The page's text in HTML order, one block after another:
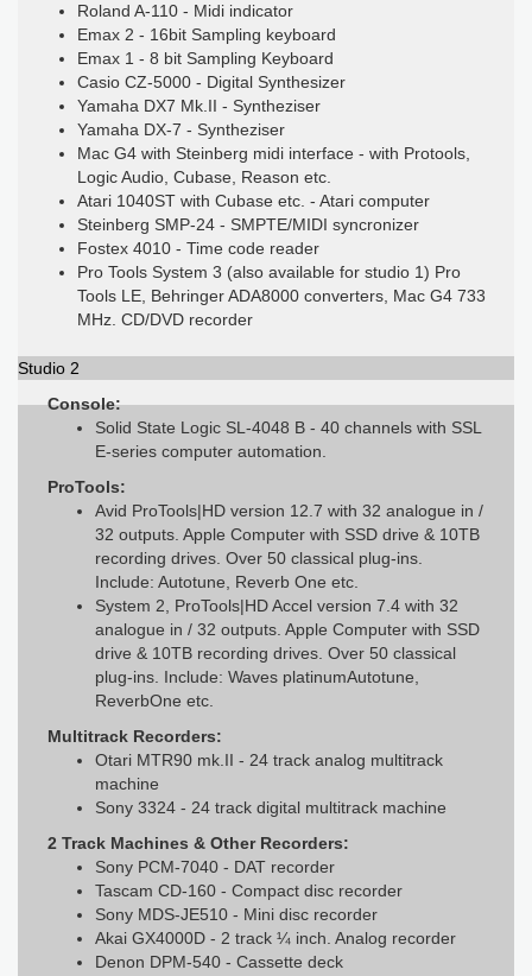
Roland A-110 - Midi indicator
Emax 2 - 16bit Sampling keyboard
Emax 1 - 8 bit Sampling Keyboard
Casio CZ-5000 - Digital Synthesizer
Yamaha DX7 Mk.II - Syntheziser
Yamaha DX-7 - Syntheziser
Mac G4 with Steinberg midi interface - with Protools,
Logic Audio, Cubase, Reason etc.
Atari 1040ST with Cubase etc. - Atari computer
Steinberg SMP-24 - SMPTE/MIDI syncronizer
Fostex 4010 - Time code reader
Pro Tools System 3 (also available for studio 1) Pro
Tools LE, Behringer ADA8000 converters, Mac G4 733
MHz. CD/DVD recorder
Studio 2
Console:
Solid State Logic SL-4048 B - 40 channels with SSL
E-series computer automation.
ProTools:
Avid ProTools|HD version 12.7 with 32 analogue in /
32 outputs. Apple Computer with SSD drive & 10TB
recording drives. Over 50 classical plug-ins.
Include: Autotune, Reverb One etc.
System 2, ProTools|HD Accel version 7.4 with 32
analogue in / 32 outputs. Apple Computer with SSD
drive & 10TB recording drives. Over 50 classical
plug-ins. Include: Waves platinumAutotune,
ReverbOne etc.
Multitrack Recorders:
Otari MTR90 mk.II - 24 track analog multitrack
machine
Sony 3324 - 24 track digital multitrack machine
2 Track Machines & Other Recorders:
Sony PCM-7040 - DAT recorder
Tascam CD-160 - Compact disc recorder
Sony MDS-JE510 - Mini disc recorder
Akai GX4000D - 2 track ¼ inch. Analog recorder
Denon DPM-540 - Cassette deck